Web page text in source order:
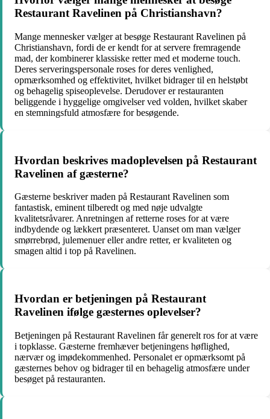
Restaurant Ravelinen på Christianshavn?
Mange mennesker vælger at besøge Restaurant Ravelinen på
Christianshavn, fordi de er kendt for at servere fremragende
mad, der kombinerer klassiske retter med et moderne touch.
Deres serveringspersonale roses for deres venlighed,
opmærksomhed og effektivitet, hvilket bidrager til en helstøbt
og behagelig spiseoplevelse. Derudover er restauranten
beliggende i hyggelige omgivelser ved volden, hvilket skaber
en stemningsfuld atmosfære for besøgende.
Hvordan beskrives madoplevelsen på Restaurant
Ravelinen af gæsterne?
Gæsterne beskriver maden på Restaurant Ravelinen som
fantastisk, eminent tilberedt og med nøje udvalgte
kvalitetsråvarer. Anretningen af retterne roses for at være
indbydende og lækkert præsenteret. Uanset om man vælger
smørrebrød, julemenuer eller andre retter, er kvaliteten og
smagen altid i top på Ravelinen.
Hvordan er betjeningen på Restaurant
Ravelinen ifølge gæsternes oplevelser?
Betjeningen på Restaurant Ravelinen får generelt ros for at være
i topklasse. Gæsterne fremhæver betjeningens høflighed,
nærvær og imødekommenhed. Personalet er opmærksomt på
gæsternes behov og bidrager til en behagelig atmosfære under
besøget på restauranten.